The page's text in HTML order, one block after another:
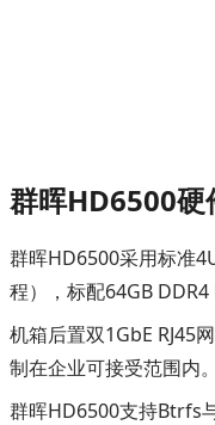
群晖HD6500硬
群晖HD6500采用标准
程），标配64GB
机箱后置双1GbE RJ45
制在企业可接受范围内。
群晖HD6500支持Btrfs